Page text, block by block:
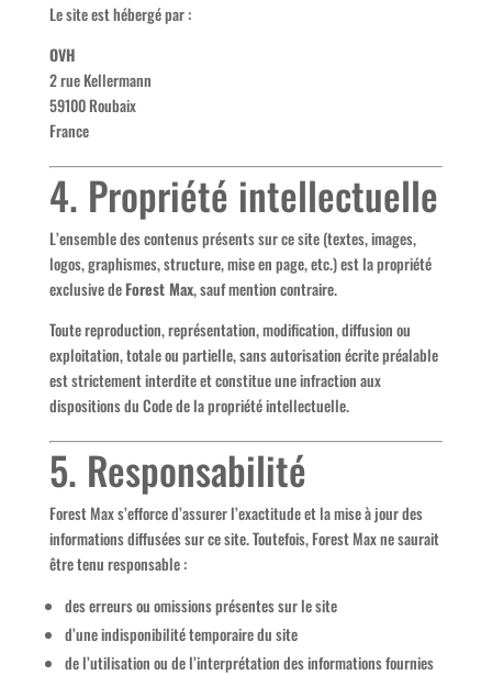
Le site est hébergé par :
OVH
2 rue Kellermann
59100 Roubaix
France
4. Propriété intellectuelle
L’ensemble des contenus présents sur ce site (textes, images,
logos, graphismes, structure, mise en page, etc.) est la propriété
exclusive deForest Max, sauf mention contraire.
Toute reproduction, représentation, modification, diffusion ou
exploitation, totale ou partielle, sans autorisation écrite préalable
est strictement interdite et constitue une infraction aux
dispositions du Code de la propriété intellectuelle.
5. Responsabilité
Forest Max s’efforce d’assurer l’exactitude et la mise à jour des
informations diffusées sur ce site. Toutefois, Forest Max ne saurait
être tenu responsable :
des erreurs ou omissions présentes sur le site
d’une indisponibilité temporaire du site
de l’utilisation ou de l’interprétation des informations fournies